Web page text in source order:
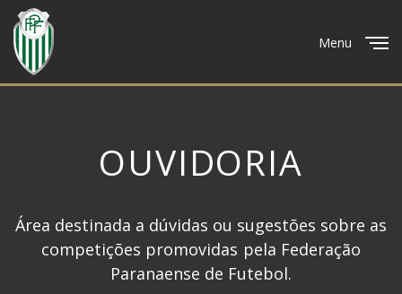
Menu
OUVIDORIA
Área destinada a dúvidas ou sugestões sobre as
competições promovidas pela Federação
Paranaense de Futebol.